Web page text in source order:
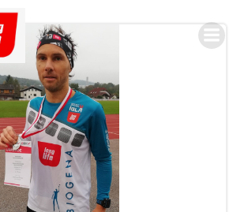
to
content